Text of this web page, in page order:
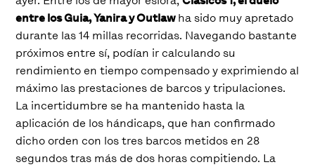
entre los Guia, Yanira y Outlawha sido muy apretado
durante las 14 millas recorridas. Navegando bastante
próximos entre sí, podían ir calculando su
rendimiento en tiempo compensado y exprimiendo al
máximo las prestaciones de barcos y tripulaciones.
La incertidumbre se ha mantenido hasta la
aplicación de los hándicaps, que han confirmado
dicho orden con los tres barcos metidos en 28
segundos tras más de dos horas compitiendo. La